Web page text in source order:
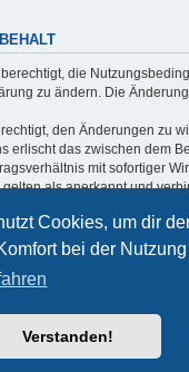
Cookies, um dir
bei der Nutzung
Verstanden!
die
zu ändern. Die
den Änderungen zu
erlischt das zwischen dem
mit sofortiger
als anerkannt und
Umgang mit deinen
enthalten.
Alle Cookies löschen